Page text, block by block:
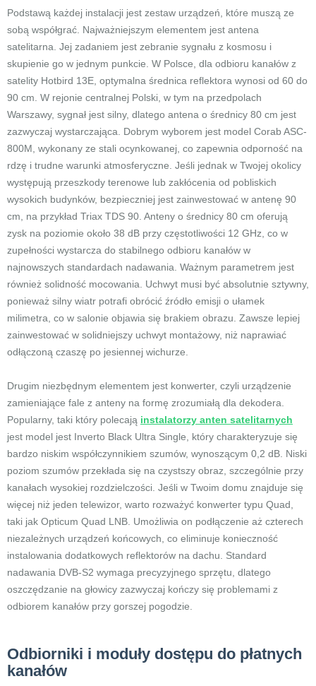
Podstawą każdej instalacji jest zestaw urządzeń, które muszą ze
sobą współgrać. Najważniejszym elementem jest antena
satelitarna. Jej zadaniem jest zebranie sygnału z kosmosu i
skupienie go w jednym punkcie. W Polsce, dla odbioru kanałów z
satelity Hotbird 13E, optymalna średnica reflektora wynosi od 60 do
90 cm. W rejonie centralnej Polski, w tym na przedpolach
Warszawy, sygnał jest silny, dlatego antena o średnicy 80 cm jest
zazwyczaj wystarczająca. Dobrym wyborem jest model Corab ASC-
800M, wykonany ze stali ocynkowanej, co zapewnia odporność na
rdzę i trudne warunki atmosferyczne. Jeśli jednak w Twojej okolicy
występują przeszkody terenowe lub zakłócenia od pobliskich
wysokich budynków, bezpieczniej jest zainwestować w antenę 90
cm, na przykład Triax TDS 90. Anteny o średnicy 80 cm oferują
zysk na poziomie około 38 dB przy częstotliwości 12 GHz, co w
zupełności wystarcza do stabilnego odbioru kanałów w
najnowszych standardach nadawania. Ważnym parametrem jest
również solidność mocowania. Uchwyt musi być absolutnie sztywny,
ponieważ silny wiatr potrafi obrócić źródło emisji o ułamek
milimetra, co w salonie objawia się brakiem obrazu. Zawsze lepiej
zainwestować w solidniejszy uchwyt montażowy, niż naprawiać
odłączoną czaszę po jesiennej wichurze.
Drugim niezbędnym elementem jest konwerter, czyli urządzenie
zamieniające fale z anteny na formę zrozumiałą dla dekodera.
Popularny, taki który polecają instalatorzy anten satelitarnych
jest model jest Inverto Black Ultra Single, który charakteryzuje się
bardzo niskim współczynnikiem szumów, wynoszącym 0,2 dB. Niski
poziom szumów przekłada się na czystszy obraz, szczególnie przy
kanałach wysokiej rozdzielczości. Jeśli w Twoim domu znajduje się
więcej niż jeden telewizor, warto rozważyć konwerter typu Quad,
taki jak Opticum Quad LNB. Umożliwia on podłączenie aż czterech
niezależnych urządzeń końcowych, co eliminuje konieczność
instalowania dodatkowych reflektorów na dachu. Standard
nadawania DVB-S2 wymaga precyzyjnego sprzętu, dlatego
oszczędzanie na głowicy zazwyczaj kończy się problemami z
odbiorem kanałów przy gorszej pogodzie.
Odbiorniki i moduły dostępu do płatnych
kanałów